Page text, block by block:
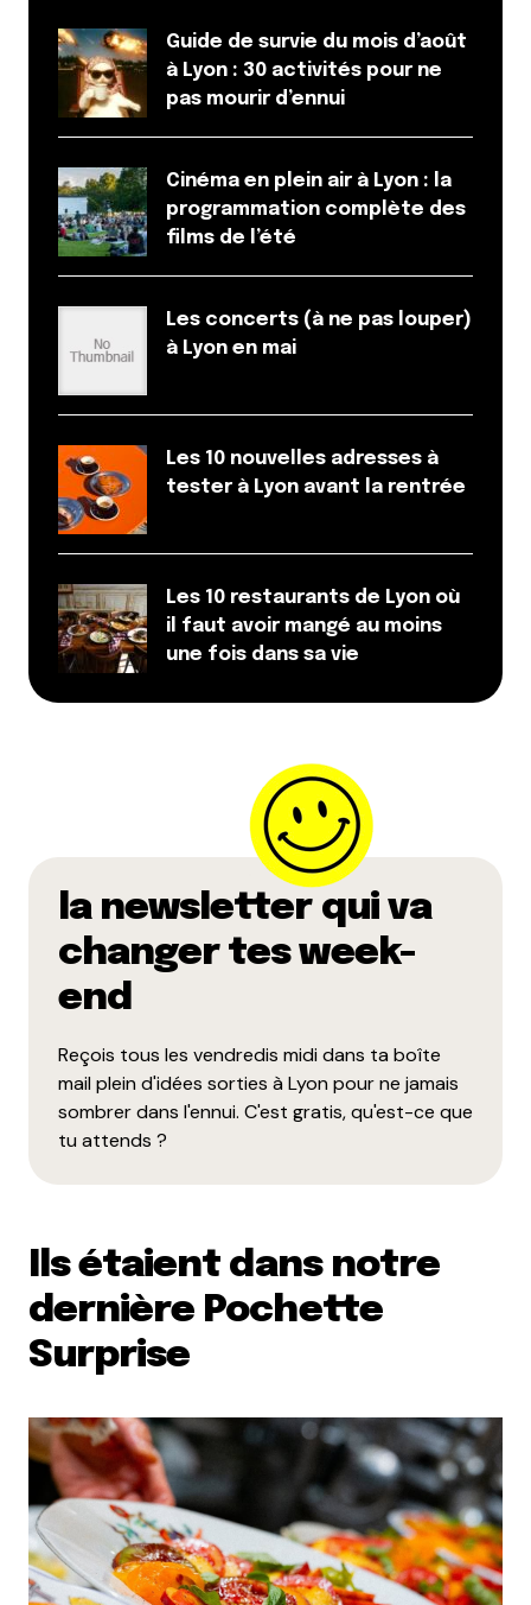
Guide de survie du mois d’août
à Lyon : 30 activités pour ne
pas mourir d’ennui
Cinéma en plein air à Lyon : la
programmation complète des
films de l’été
Les concerts (à ne pas louper)
à Lyon en mai
Les 10 nouvelles adresses à
tester à Lyon avant la rentrée
Les 10 restaurants de Lyon où
il faut avoir mangé au moins
une fois dans sa vie
la newsletter qui va
changer tes week-
end
Reçois tous les vendredis midi dans ta boîte
mail plein d'idées sorties à Lyon pour ne jamais
sombrer dans l'ennui. C'est gratis, qu'est-ce que
tu attends ?
Ils étaient dans notre
dernière Pochette
Surprise